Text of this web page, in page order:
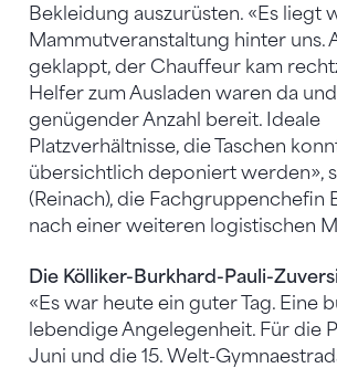
Bekleidung auszurüsten. «Es liegt
Mammutveranstaltung hinter uns.
geklappt, der Chauffeur kam
Helfer zum Ausladen waren da
genügender Anzahl bereit. Ideale
Platzverhältnisse, die Taschen
übersichtlich deponiert werden»,
(Reinach), die Fachgruppenchefin
nach einer weiteren logistischen
Die Kölliker-Burkhard-Pauli-
«Es war heute ein guter Tag. Eine
lebendige Angelegenheit. Für die
Juni und die 15. Welt-